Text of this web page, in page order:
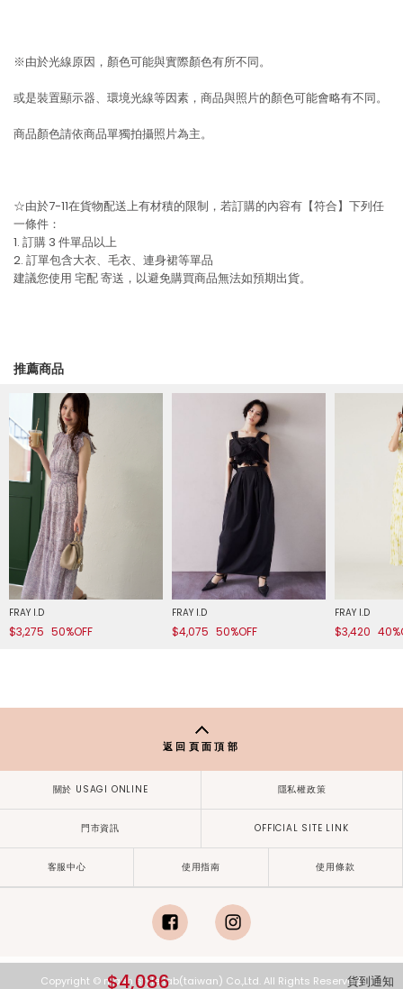
※由於光線原因，顏色可能與實際顏色有所不同。
或是裝置顯示器、環境光線等因素，商品與照片的顏色可能會略有不同。
商品顏色請依商品單獨拍攝照片為主。
☆由於7-11在貨物配送上有材積的限制，若訂購的內容有【符合】下列任
一條件：
1. 訂購 3 件單品以上
2. 訂單包含大衣、毛衣、連身裙等單品
建議您使用 宅配寄送，以避免購買商品無法如預期出貨。
推薦商品
FRAY I.D
$3,275 50%OFF
FRAY I.D
$4,075 50%OFF
FRAY I.D
$3,420
$4,086 貨到通知
返回頁面頂部
關於 USAGI ONLINE 隱私權政策
門市資訊 OFFICIAL SITE LINK
客服中心 使用指南 使用條款
Copyright © mash style lab(taiwan) Co.,Ltd. All Rights Reserved.